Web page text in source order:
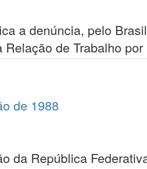
a denúncia, pelo
Relação de Trabalho
de 1988
da República